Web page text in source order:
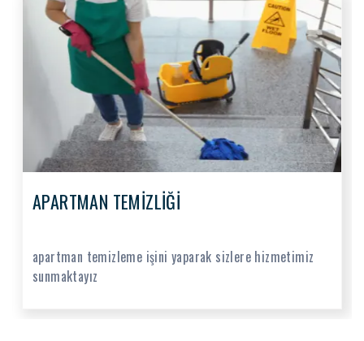
APARTMAN TEMİZLİĞİ
apartman temizleme işini yaparak sizlere hizmetimiz
sunmaktayız